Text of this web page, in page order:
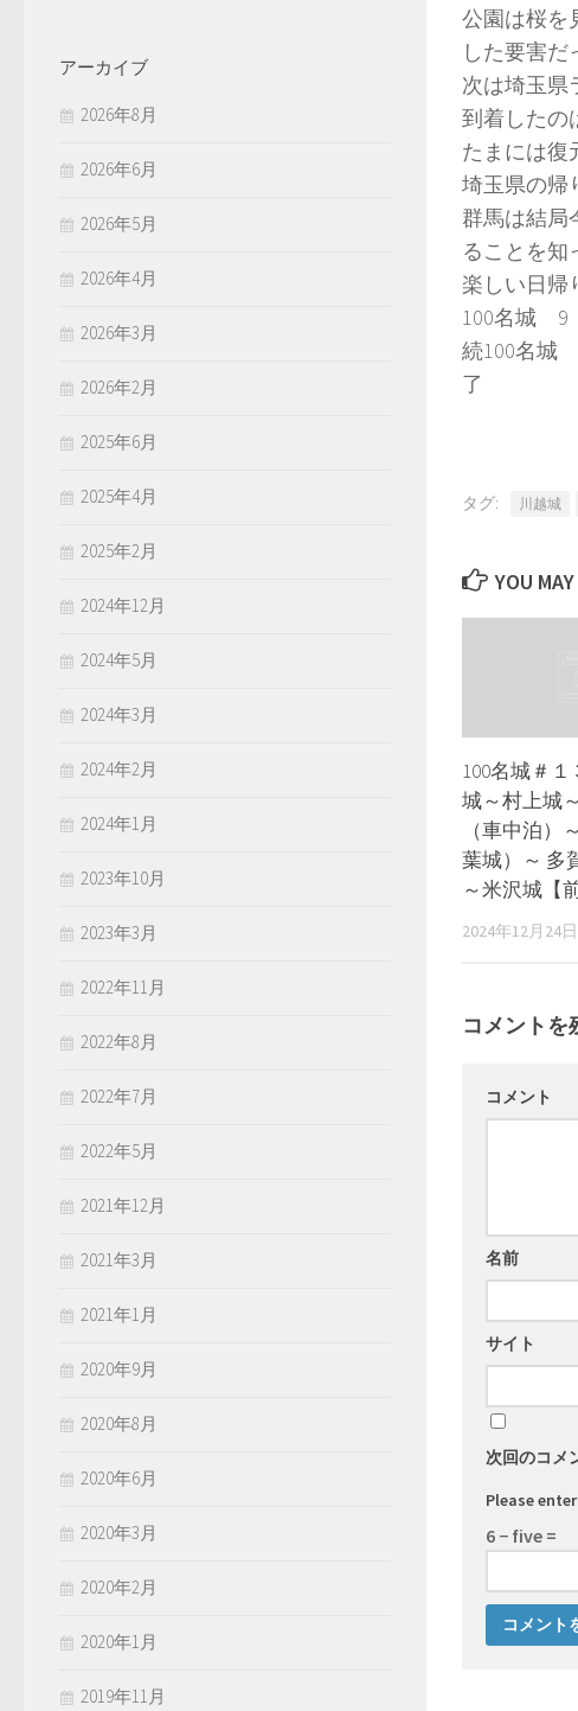
公園は桜を
した要害だ
次は埼玉県
到着したの
たまには復
埼玉県の帰
群馬は結局
ることを知
楽しい日帰
100名城
続100名
了
タグ: 川越城
YOU
100名城＃
城～村上城
（車中泊）
葉城）～ 多
～米沢城【
2024年12月24日
コメントを
コメント
名前
サイト
次回のコメ
Please
6 − five =
アーカイブ
2026年8月
2026年6月
2026年5月
2026年4月
2026年3月
2026年2月
2025年6月
2025年4月
2025年2月
2024年12月
2024年5月
2024年3月
2024年2月
2024年1月
2023年10月
2023年3月
2022年11月
2022年8月
2022年7月
2022年5月
2021年12月
2021年3月
2021年1月
2020年9月
2020年8月
2020年6月
2020年3月
2020年2月
2020年1月
2019年11月